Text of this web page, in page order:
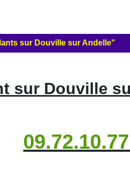
sur Douville sur Andelle"
sur Douville